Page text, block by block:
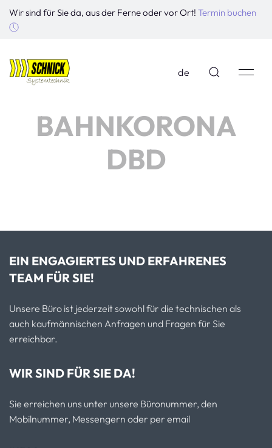
Wir sind für Sie da, aus der Ferne oder vor Ort! Termin buchen
de
BAHNKORONA
DBD
EIN ENGAGIERTES UND ERFAHRENES
TEAM FÜR SIE!
Unsere Büro ist jederzeit sowohl für die technischen als
auch kaufmännischen Anfragen und Fragen für Sie
erreichbar.
WIR SIND FÜR SIE DA!
Sie erreichen uns unter unsere Büronummer, den
Mobilnummer, Messengern oder per email